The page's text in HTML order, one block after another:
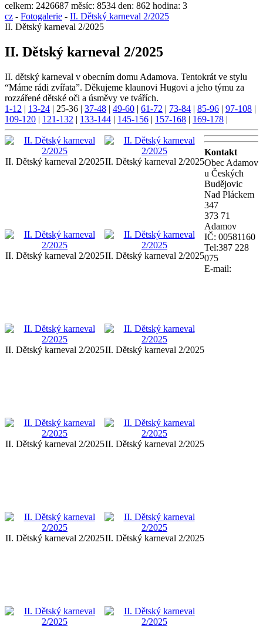
celkem: 2426687 měsíc: 8534 den: 862 hodina: 3
cz - Fotogalerie - II. Dětský karneval 2/2025
II. Dětský karneval 2/2025
II. Dětský karneval 2/2025
II. dětský karneval v obecním domu Adamova. Tentokrát ve stylu
“Máme rádi zvířata”. Děkujeme klaunovi Hugovi a jeho týmu za
rozzářené dětské oči a úsměvy ve tvářích.
1-12 | 13-24 | 25-36 | 37-48 | 49-60 | 61-72 | 73-84 | 85-96 | 97-108 |
109-120 | 121-132 | 133-144 | 145-156 | 157-168 | 169-178 |
II. Dětský karneval 2/2025II. Dětský karneval 2/2025
II. Dětský karneval 2/2025II. Dětský karneval 2/2025
II. Dětský karneval 2/2025II. Dětský karneval 2/2025
II. Dětský karneval 2/2025II. Dětský karneval 2/2025
II. Dětský karneval 2/2025II. Dětský karneval 2/2025
Kontakt
Obec Adamov
u Českých
Budějovic
Nad Pláckem
347
373 71
Adamov
IČ: 00581160
Tel:387 228
075
E-mail: